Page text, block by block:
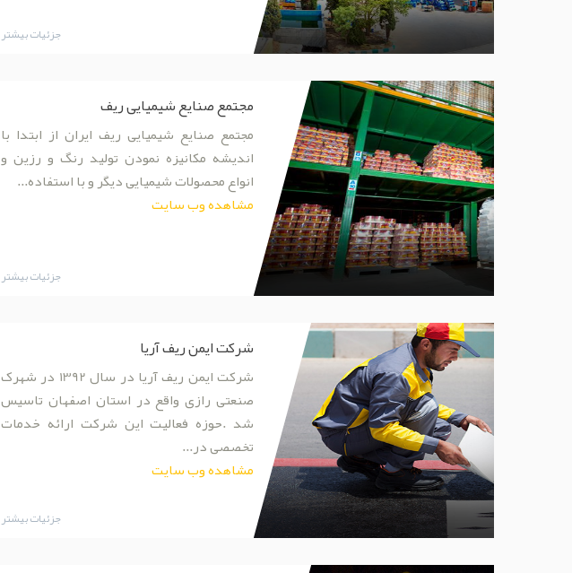
جزئیات بیشتر
مجتمع صنایع شیمیایی ریف
مجتمع صنایع شیمیایی ریف ایران از ابتدا با
اندیشه مکانیزه نمودن تولید رنگ و رزین و
انواع محصولات شیمیایی دیگر و با استفاده...
مشاهده وب سایت
جزئیات بیشتر
شرکت ایمن ریف آریا
شرکت ایمن ریف آریا در سال 1392 در شهرک
صنعتی رازی واقع در استان اصفهان تاسیس
شد .حوزه فعالیت این شرکت ارائه خدمات
تخصصی در...
مشاهده وب سایت
جزئیات بیشتر